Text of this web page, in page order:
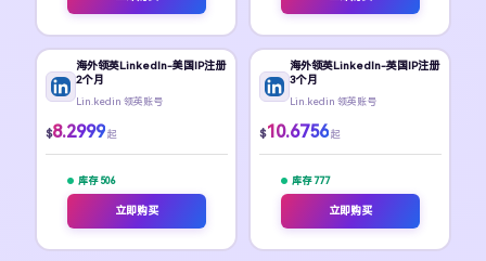
海外领英LinkedIn-美国IP注册
2个月
Lin.kedin 领英账号
$8.2999 起
库存 506
立即购买
海外领英LinkedIn-英国IP注册
3个月
Lin.kedin 领英账号
$10.6756 起
库存 777
立即购买